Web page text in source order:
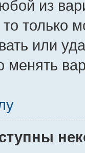
из
только
или